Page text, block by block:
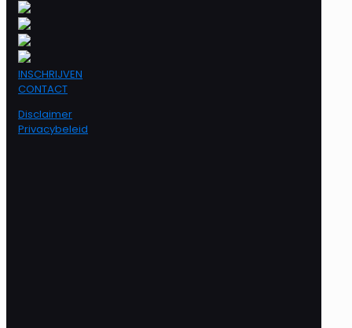
INSCHRIJVEN
CONTACT
Disclaimer
Privacybeleid